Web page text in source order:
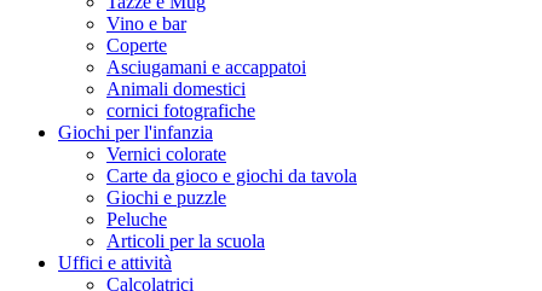
Vino e bar
Coperte
Asciugamani e accappatoi
Animali domestici
cornici fotografiche
Giochi per l'infanzia
Vernici colorate
Carte da gioco e giochi da tavola
Giochi e puzzle
Peluche
Articoli per la scuola
Uffici e attività
Calcolatrici